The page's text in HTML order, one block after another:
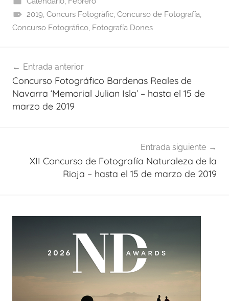
2019, Concurs Fotogràfic, Concurso de Fotografía,
Concurso Fotográfico, Fotografía Dones
de
entradas
Entrada anterior
Concurso Fotográfico Bardenas Reales de
Navarra ‘Memorial Julian Isla’ – hasta el 15 de
marzo de 2019
Entrada siguiente
XII Concurso de Fotografía Naturaleza de la
Rioja – hasta el 15 de marzo de 2019